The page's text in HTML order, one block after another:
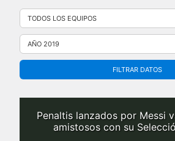
Saltar
contenido
FILTRAR DATOS
Penaltis lanzados por Messi
amistosos con su